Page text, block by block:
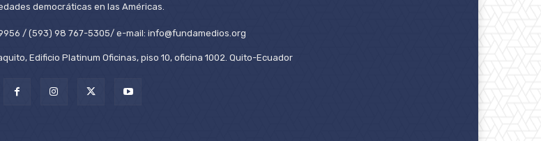
democráticas en las Américas.
/ (593) 98 767-5305/ e-mail: info@fundamedios.org
Edificio Platinum Oficinas, piso 10, oficina 1002. Quito-Ecuador